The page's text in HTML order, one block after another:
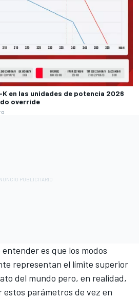
en las unidades de potencia 2026
override
es que los modos
representan el límite superior
del mundo pero, en realidad,
parámetros de vez en